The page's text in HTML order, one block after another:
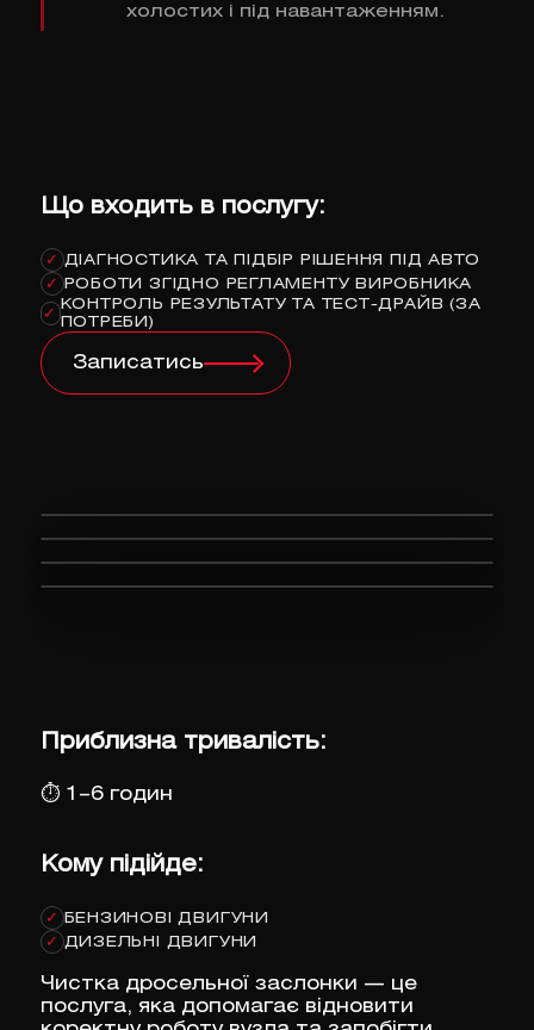
холостих і під навантаженням.
Що входить в послугу:
✓ ДІАГНОСТИКА ТА ПІДБІР РІШЕННЯ ПІД АВТО
✓ РОБОТИ ЗГІДНО РЕГЛАМЕНТУ ВИРОБНИКА
✓
КОНТРОЛЬ РЕЗУЛЬТАТУ ТА ТЕСТ-ДРАЙВ (ЗА
ПОТРЕБИ)
Записатись
Приблизна тривалість:
⏱ 1–6 годин
Кому підійде:
✓ БЕНЗИНОВІ ДВИГУНИ
✓ ДИЗЕЛЬНІ ДВИГУНИ
Чистка дросельної заслонки — це
послуга, яка допомагає відновити